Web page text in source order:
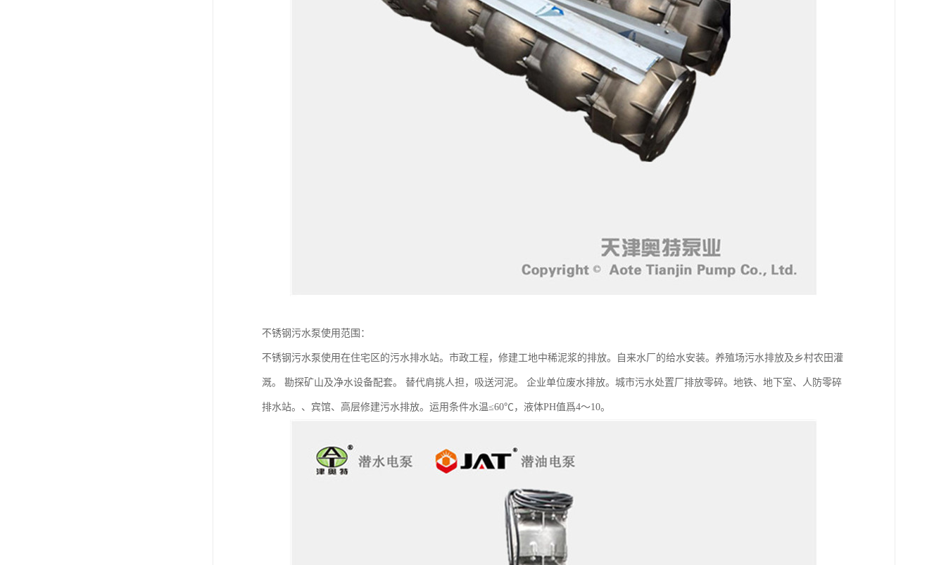
不锈钢污水泵使用范围：
不锈钢污水泵使用在住宅区的污水排水站。市政工程，修建工地中稀泥浆的排放。自来水厂的给水安装。养殖场污水排放及乡村农田灌
溉。 勘探矿山及净水设备配套。 替代肩挑人担，吸送河泥。 企业单位废水排放。城市污水处置厂排放零碎。地铁、地下室、人防零碎
排水站。、宾馆、高层修建污水排放。运用条件水温≤60℃，液体PH值爲4～10。